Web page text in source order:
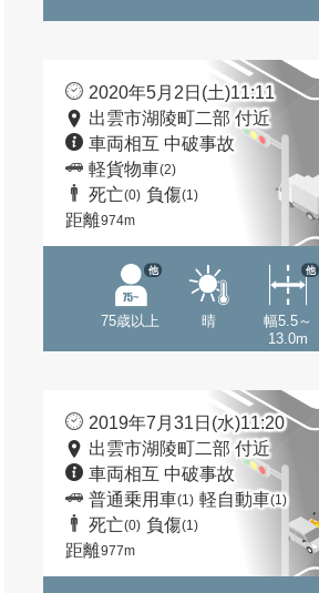
2020年5月2日(土)11:11
出雲市湖陵町二部 付近
車両相互 中破事故
軽貨物車(2)
死亡(0) 負傷(1)
距離974m
75歳以上
他
晴
幅5.5～
13.0m
他
2019年7月31日(水)11:20
出雲市湖陵町二部 付近
車両相互 中破事故
普通乗用車(1) 軽自動車(1)
死亡(0) 負傷(1)
距離977m